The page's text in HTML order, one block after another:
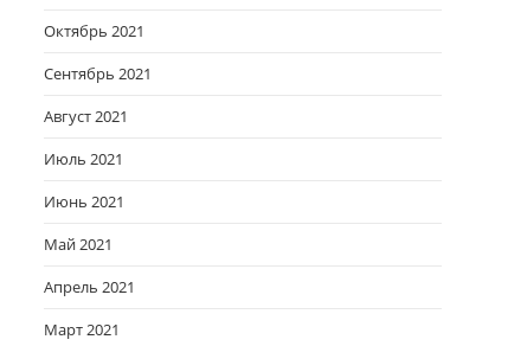
Октябрь 2021
Сентябрь 2021
Август 2021
Июль 2021
Июнь 2021
Май 2021
Апрель 2021
Март 2021